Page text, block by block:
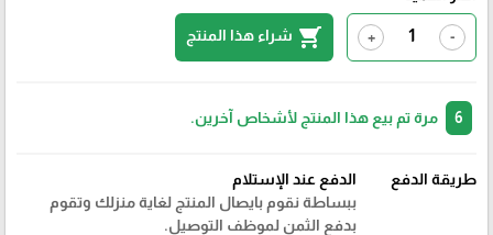
-
+
shopping_cart شراء هذا المنتج
مرة تم بيع هذا المنتج لأشخاص آخرين.
طريقة الدفع
الدفع عند الإستلام
ببساطة نقوم بايصال المنتج لغاية منزلك وتقوم
بدفع الثمن لموظف التوصيل.